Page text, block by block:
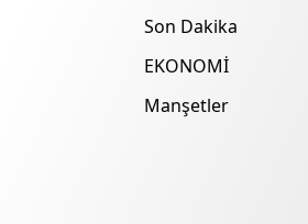
Son Dakika
EKONOMİ
Manşetler